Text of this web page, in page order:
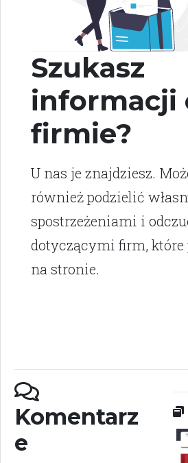
Szukasz
informacji
firmie?
U nas je znajdziesz.
również podzielić
spostrzeżeniami i
dotyczącymi firm, które
na stronie.
Komentarz
e